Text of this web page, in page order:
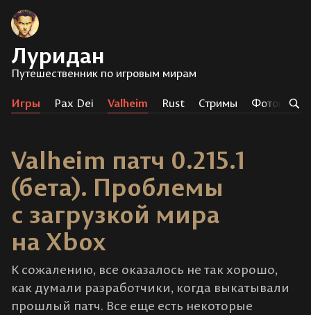
Луридан
Путешественник по игровым мирам
Игры Pax Dei Valheim Rust Стримы
Valheim патч 0.215.1
(бета). Проблемы
с загрузкой мира
на Xbox
К сожалению, все оказалось не так хорошо,
как думали разработчики, когда выкатывали
прошлый патч. Все еще есть некоторые